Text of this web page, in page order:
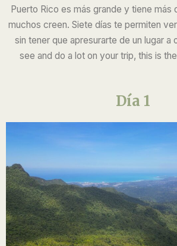
Puerto Rico es más grande y tiene más
muchos creen. Siete días te permiten
sin tener que apresurarte de un lugar a
see and do a lot on your trip, this is
Día 1